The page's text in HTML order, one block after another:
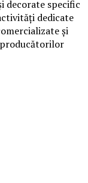
decorate specific
dedicate
și
producătorilor